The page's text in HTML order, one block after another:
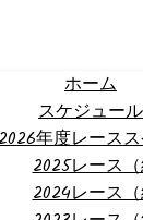
ホーム
スケジュール
年度レース
2025レース
2024レース